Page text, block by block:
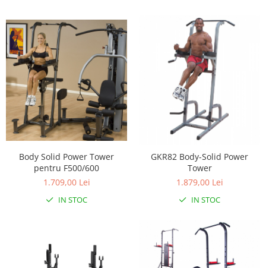
Body Solid Power Tower
pentru F500/600
1.709,00 Lei
IN STOC
GKR82 Body-Solid Power
Tower
1.879,00 Lei
IN STOC